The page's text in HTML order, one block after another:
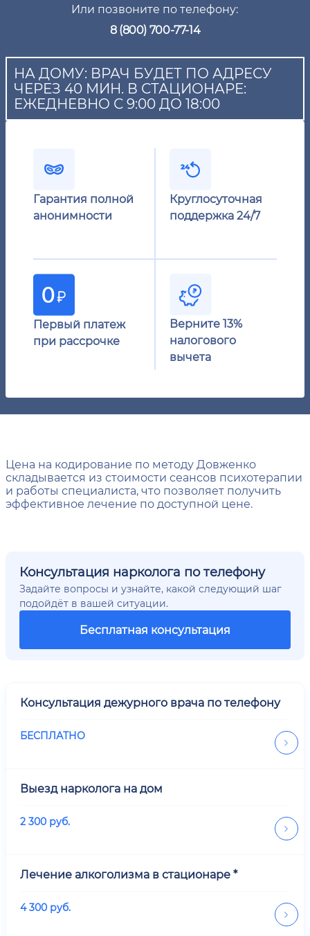
Или позвоните по телефону:
8 (800) 700-77-14
НА ДОМУ: ВРАЧ БУДЕТ ПО АДРЕСУ
ЧЕРЕЗ 40 МИН. В СТАЦИОНАРЕ:
ЕЖЕДНЕВНО С 9:00 ДО 18:00
Гарантия полной
анонимности
Круглосуточная
поддержка 24/7
Первый платеж
при рассрочке
Верните 13%
налогового
вычета
Цена на кодирование по методу Довженко
складывается из стоимости сеансов психотерапии
и работы специалиста, что позволяет получить
эффективное лечение по доступной цене.
Консультация нарколога по телефону
Задайте вопросы и узнайте, какой следующий шаг
подойдёт в вашей ситуации.
Бесплатная консультация
Консультация дежурного врача по телефону
БЕСПЛАТНО
Выезд нарколога на дом
2 300 руб.
Лечение алкоголизма в стационаре *
4 300 руб.